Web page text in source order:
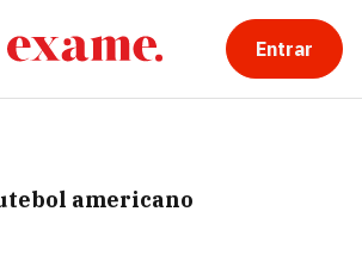
Entrar
americano